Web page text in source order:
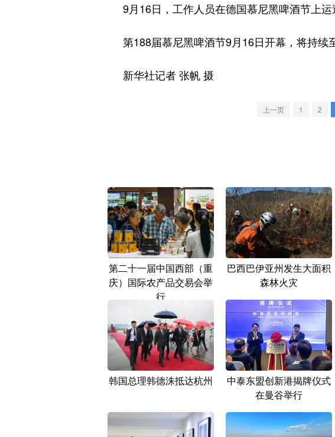
9月16日，工作人员在德国慕尼黑啤酒节上运
第188届慕尼黑啤酒节9月16日开幕，将持续
新华社记者 张帆 摄
上一页 1 2
第二十一届中国西部（重
庆）国际农产品交易会举
行
巴西巴伊亚州发生大面积
森林火灾
韩国总理韩德洙抵达杭州
中泰东盟创新港揭牌仪式
在曼谷举行